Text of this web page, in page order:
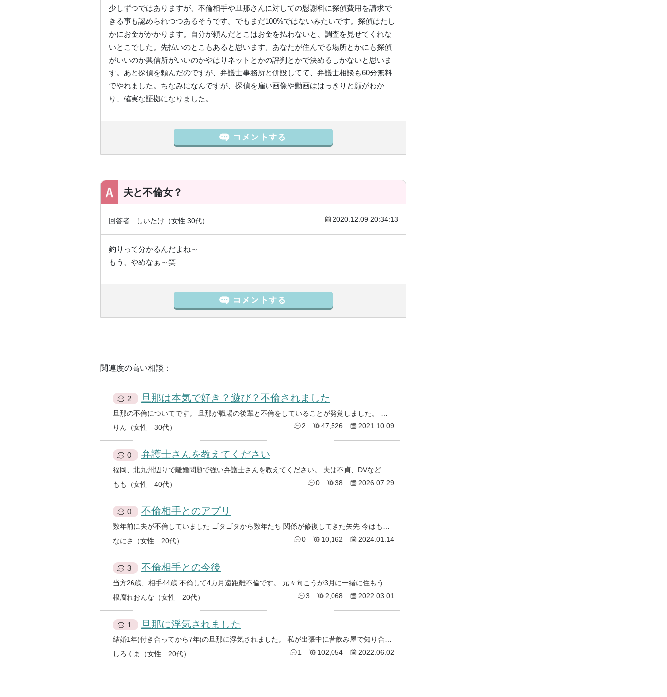
少しずつではありますが、不倫相手や旦那さんに対しての慰謝料に探偵費用を請求で
きる事も認められつつあるそうです。でもまだ100%ではないみたいです。探偵はたし
かにお金がかかります。自分が頼んだとこはお金を払わないと、調査を見せてくれな
いとこでした。先払いのとこもあると思います。あなたが住んでる場所とかにも探偵
がいいのか興信所がいいのかやはりネットとかの評判とかで決めるしかないと思いま
す。あと探偵を頼んだのですが、弁護士事務所と併設してて、弁護士相談も60分無料
でやれました。ちなみになんですが、探偵を雇い画像や動画ははっきりと顔がわか
り、確実な証拠になりました。
夫と不倫女？
回答者：しいたけ（女性 30代） 2020.12.09 20:34:13
釣りって分かるんだよね～
もう、やめなぁ～笑
関連度の高い相談：
2 旦那は本気で好き？遊び？不倫されました
旦那の不倫についてです。 旦那が職場の後輩と不倫をしていることが発覚しました。 週に1回程度残業と言って女性と食事、月
りん（女性 30代）
2 47,526 2021.10.09
0 弁護士さんを教えてください
福岡、北九州辺りで離婚問題で強い弁護士さんを教えてください。 夫は不貞、DVなど有責です。 急ぎ依頼しないといけない
もも（女性 40代）
0 38 2026.07.29
0 不倫相手とのアプリ
数年前に夫が不倫していました ゴタゴタから数年たち 関係が修復してきた矢先 今はもう別れたと聞いていたのに 不倫相手との
なにさ（女性 20代）
0 10,162 2024.01.14
3 不倫相手との今後
当方26歳、相手44歳 不倫して4カ月遠距離不倫です。 元々向こうが3月に一緒に住もうと言ってきた挙句 やっぱり住めな
根腐れおんな（女性 20代）
3 2,068 2022.03.01
1 旦那に浮気されました
結婚1年(付き合ってから7年)の旦那に浮気されました。 私が出張中に昔飲み屋で知り合った女性と外泊していたそうです。
しろくま（女性 20代）
1 102,054 2022.06.02